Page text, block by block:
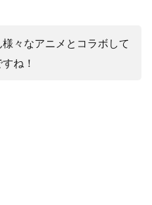
々なアニメとコラボして
ね！